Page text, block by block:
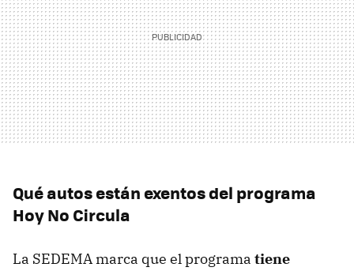
Qué autos están exentos del programa
Hoy No Circula
La SEDEMA marca que el programa tiene